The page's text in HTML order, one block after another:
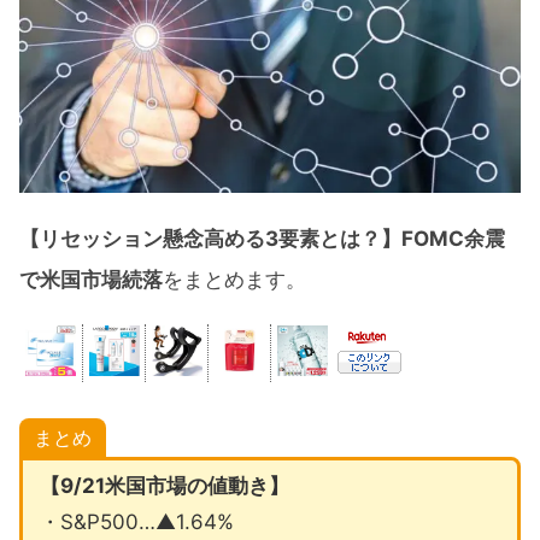
【リセッション懸念高める3要素とは？】FOMC余震
で米国市場続落をまとめます。
まとめ
【9/21米国市場の値動き】
・S&P500…▲1.64%